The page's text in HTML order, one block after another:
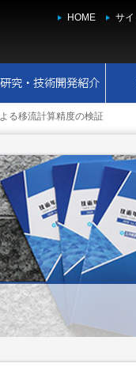
HOME サ
る移流計算精度の検証